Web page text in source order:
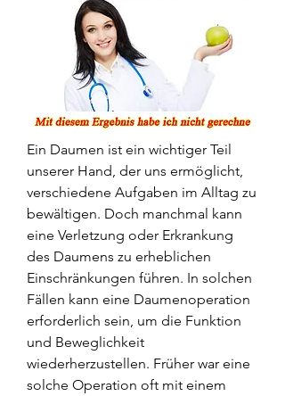
Ein Daumen ist ein wichtiger Teil
unserer Hand, der uns ermöglicht,
verschiedene Aufgaben im Alltag zu
bewältigen. Doch manchmal kann
eine Verletzung oder Erkrankung
des Daumens zu erheblichen
Einschränkungen führen. In solchen
Fällen kann eine Daumenoperation
erforderlich sein, um die Funktion
und Beweglichkeit
wiederherzustellen. Früher war eine
solche Operation oft mit einem